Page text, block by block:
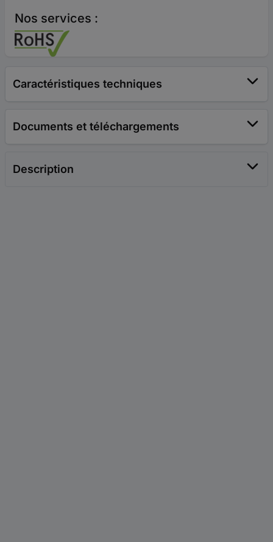
Nos services :
Caractéristiques techniques
Documents et téléchargements
Description